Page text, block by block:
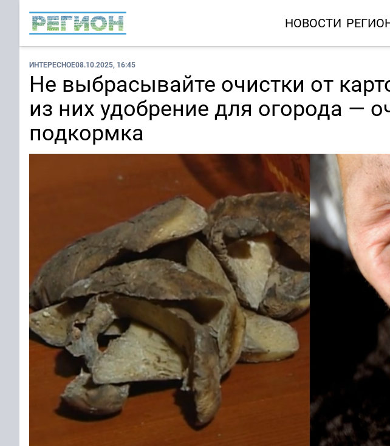
НОВОСТИ
ИНТЕРЕСНОЕ08.10.2025, 16:45
Не выбрасывайте очистки от
из них удобрение для огорода —
подкормка